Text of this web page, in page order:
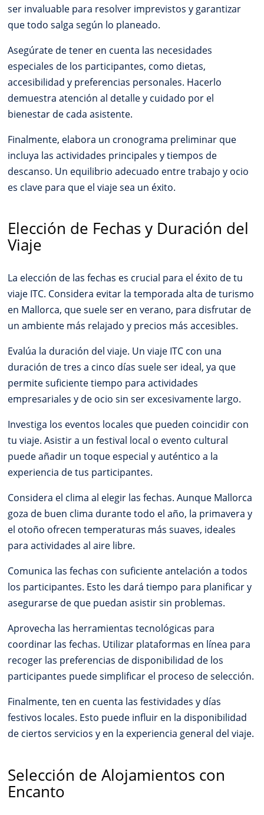
ser invaluable para resolver imprevistos y garantizar
que todo salga según lo planeado.
Asegúrate de tener en cuenta las necesidades
especiales de los participantes, como dietas,
accesibilidad y preferencias personales. Hacerlo
demuestra atención al detalle y cuidado por el
bienestar de cada asistente.
Finalmente, elabora un cronograma preliminar que
incluya las actividades principales y tiempos de
descanso. Un equilibrio adecuado entre trabajo y ocio
es clave para que el viaje sea un éxito.
Elección de Fechas y Duración del
Viaje
La elección de las fechas es crucial para el éxito de tu
viaje ITC. Considera evitar la temporada alta de turismo
en Mallorca, que suele ser en verano, para disfrutar de
un ambiente más relajado y precios más accesibles.
Evalúa la duración del viaje. Un viaje ITC con una
duración de tres a cinco días suele ser ideal, ya que
permite suficiente tiempo para actividades
empresariales y de ocio sin ser excesivamente largo.
Investiga los eventos locales que pueden coincidir con
tu viaje. Asistir a un festival local o evento cultural
puede añadir un toque especial y auténtico a la
experiencia de tus participantes.
Considera el clima al elegir las fechas. Aunque Mallorca
goza de buen clima durante todo el año, la primavera y
el otoño ofrecen temperaturas más suaves, ideales
para actividades al aire libre.
Comunica las fechas con suficiente antelación a todos
los participantes. Esto les dará tiempo para planificar y
asegurarse de que puedan asistir sin problemas.
Aprovecha las herramientas tecnológicas para
coordinar las fechas. Utilizar plataformas en línea para
recoger las preferencias de disponibilidad de los
participantes puede simplificar el proceso de selección.
Finalmente, ten en cuenta las festividades y días
festivos locales. Esto puede influir en la disponibilidad
de ciertos servicios y en la experiencia general del viaje.
Selección de Alojamientos con
Encanto